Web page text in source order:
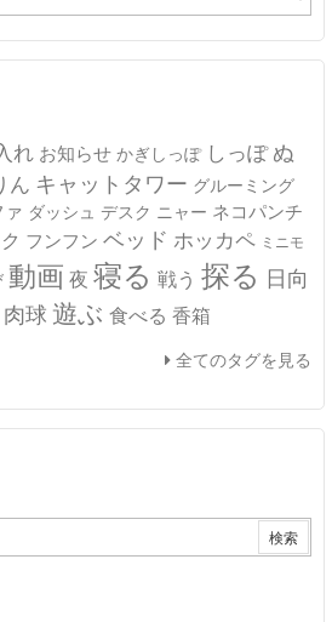
れ お知らせ かぎしっぽ しっぽ ぬ
ん キャットタワー グルーミング
ダッシュ デスク ニャー ネコパンチ
フンフン ベッド ホッカペ ミニモ
動画 夜 寝る 戦う 探る 日向
肉球 遊ぶ 食べる 香箱
全てのタグを見る